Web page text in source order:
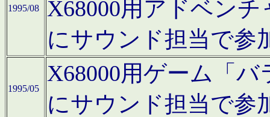
1995/08
X68000用アドベン
にサウンド担当で参
1995/05
X68000用ゲーム「
にサウンド担当で参